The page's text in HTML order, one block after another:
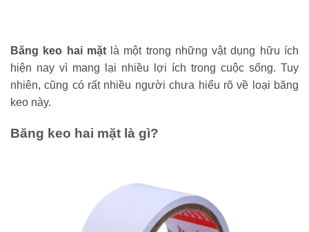
Băng keo hai mặtlà một trong những vật dụng hữu ích
hiện nay vì mang lại nhiều lợi ích trong cuộc sống. Tuy
nhiên, cũng có rất nhiều người chưa hiểu rõ về loại băng
keo này.
Băng keo hai mặt là gì?